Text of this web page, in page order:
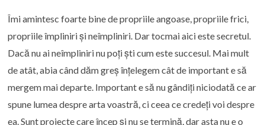
Îmi amintesc foarte bine de propriile angoase, propriile frici,
propriile împliniri și neîmpliniri. Dar tocmai aici este secretul.
Dacă nu ai neîmpliniri nu poți ști cum este succesul. Mai mult
de atât, abia când dăm greș înțelegem cât de important e să
mergem mai departe. Important e să nu gândiți niciodată ce ar
spune lumea despre arta voastră, ci ceea ce credeți voi despre
ea. Sunt proiecte care încep și nu se termină, dar asta nu e o